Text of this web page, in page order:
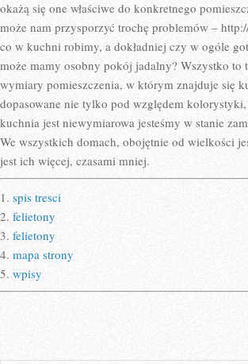
okażą się one właściwe do konkretnego
może nam przysporzyć trochę problemów –
co w kuchni robimy, a dokładniej czy w ogóle
może mamy osobny pokój jadalny? Wszystko to
wymiary pomieszczenia, w którym znajduje się
dopasowane nie tylko pod względem
kuchnia jest niewymiarowa jesteśmy w stanie
We wszystkich domach, obojętnie od wielkości
jest ich więcej, czasami mniej.
1. spis tresci
2. felietony
3. felietony
4. mapa strony
5. wpisy